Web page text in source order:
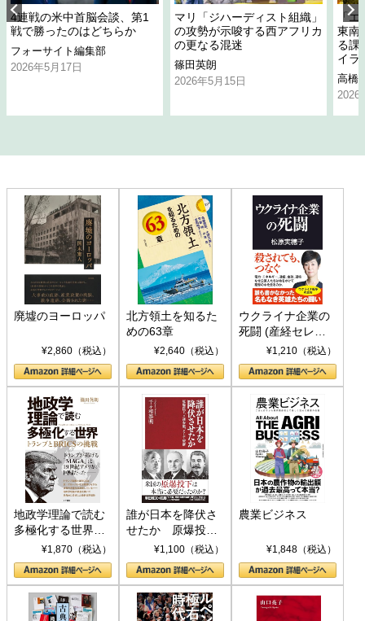
4連戦の米中首脳会談、第1
戦で勝ったのはどちらか
フォーサイト編集部
2026年5月17日
マリ「ジハーディスト組織」
の攻勢が示唆する西アフリカ
の更なる混迷
篠田英朗
2026年5月15日
「
東南
る課
イラ
高橋
2026
廃墟のヨーロッパ
¥2,860（税込）
北方領土を知るた
めの63章
¥2,640（税込）
ウクライナ企業の
死闘 (産経セレク
ト S 039)¥1,210（税込）
地政学理論で読む
多極化する世界：
トランプとBRICS
の挑戦
¥1,870（税込）
誰が日本を降伏さ
せたか 原爆投
下、ソ連参戦、そ
して聖断 (PHP新
書)
¥1,100（税込）
農業ビジネス
¥1,848（税込）